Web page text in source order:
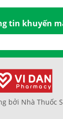
tin khuyến
bởi Nhà Thuốc